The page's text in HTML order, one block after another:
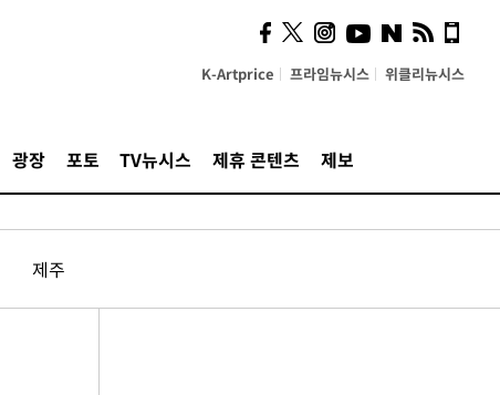
K-Artprice 프라임뉴시스 위클리뉴시스
광장 포토 TV뉴시스 제휴 콘텐츠 제보
제주
사이 해답 찾았죠"…알을
깨고 나온 '초자아'